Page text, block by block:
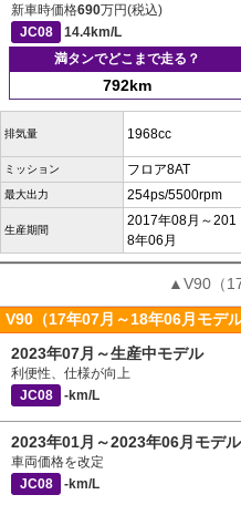
新車時価格690万円(税込)
JC08
14.4km/L
満タンでどこまで走る？
792km
排気量 1968cc
ミッション フロア8AT
最大出力 254ps/5500rpm
生産期間
2017年08月～201
8年06月
▲V90（
V90（17年07月～18年06月モデ
2023年07月～生産中モデル
利便性、仕様が向上
JC08
-km/L
2023年01月～2023年06月モデル
車両価格を改定
JC08
-km/L